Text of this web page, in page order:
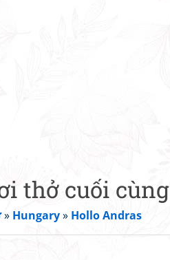
thở cuối cùng
» Hungary» Hollo Andras